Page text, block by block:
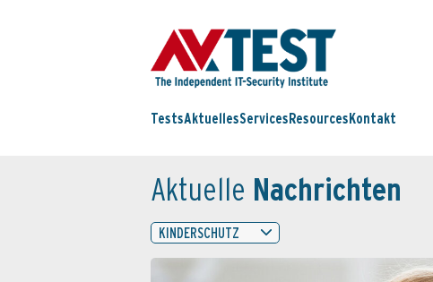
TestsAktuellesServices Resources Kontakt
Aktuelle Nachrichten
KINDERSCHUTZ